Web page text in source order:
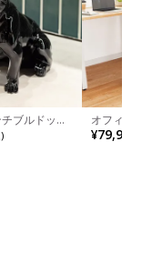
ブルドッグ
ラー イン
リア雑貨
オフィス
ヴォリア
ットレス
¥79,900